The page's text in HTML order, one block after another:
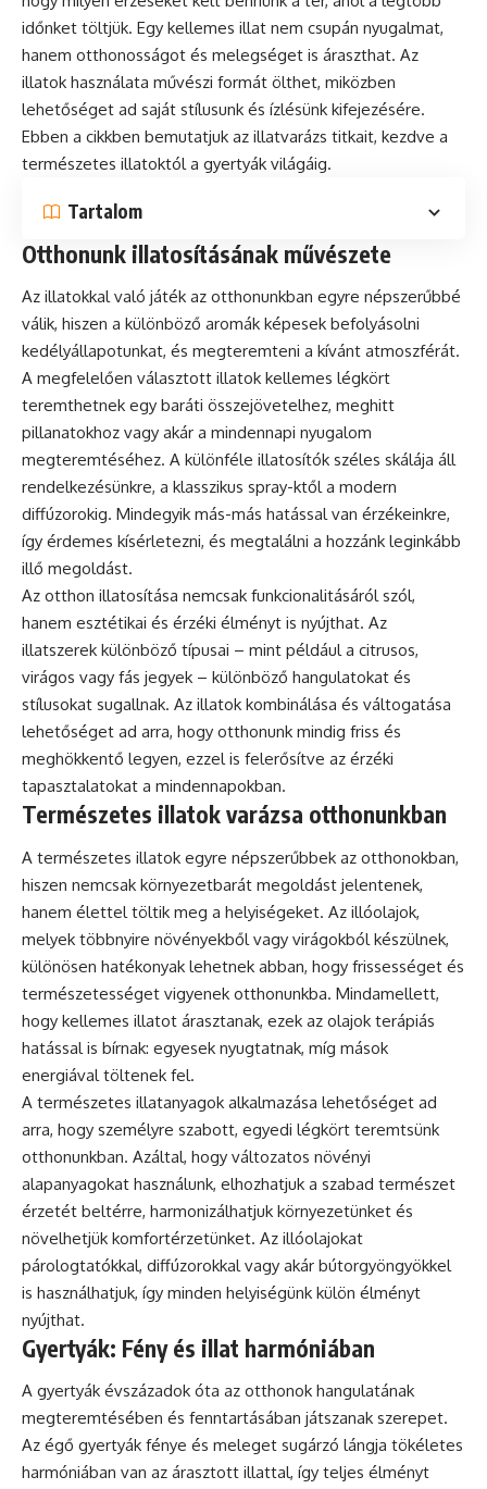
időnket töltjük. Egy kellemes illat nem csupán nyugalmat,
hanem otthonosságot és melegséget is áraszthat. Az
illatok használata művészi formát ölthet, miközben
lehetőséget ad saját stílusunk és ízlésünk kifejezésére.
Ebben a cikkben bemutatjuk az illatvarázs titkait, kezdve a
természetes illatoktól a gyertyák világáig.
Tartalom
Otthonunk illatosításának művészete
Az illatokkal való játék az otthonunkban egyre népszerűbbé
válik, hiszen a különböző aromák képesek befolyásolni
kedélyállapotunkat, és megteremteni a kívánt atmoszférát.
A megfelelően választott illatok kellemes légkört
teremthetnek egy baráti összejövetelhez, meghitt
pillanatokhoz vagy akár a mindennapi nyugalom
megteremtéséhez. A különféle illatosítók széles skálája áll
rendelkezésünkre, a klasszikus spray-ktől a modern
diffúzorokig. Mindegyik más-más hatással van érzékeinkre,
így érdemes kísérletezni, és megtalálni a hozzánk leginkább
illő megoldást.
Az otthon illatosítása nemcsak funkcionalitásáról szól,
hanem esztétikai és érzéki élményt is nyújthat. Az
illatszerek különböző típusai – mint például a citrusos,
virágos vagy fás jegyek – különböző hangulatokat és
stílusokat sugallnak. Az illatok kombinálása és váltogatása
lehetőséget ad arra, hogy otthonunk mindig friss és
meghökkentő legyen, ezzel is felerősítve az érzéki
tapasztalatokat a mindennapokban.
Természetes illatok varázsa otthonunkban
A természetes illatok egyre népszerűbbek az otthonokban,
hiszen nemcsak környezetbarát megoldást jelentenek,
hanem élettel töltik meg a helyiségeket. Az illóolajok,
melyek többnyire növényekből vagy virágokból készülnek,
különösen hatékonyak lehetnek abban, hogy frissességet és
természetességet vigyenek otthonunkba. Mindamellett,
hogy kellemes illatot árasztanak, ezek az olajok terápiás
hatással is bírnak: egyesek nyugtatnak, míg mások
energiával töltenek fel.
A természetes illatanyagok alkalmazása lehetőséget ad
arra, hogy személyre szabott, egyedi légkört teremtsünk
otthonunkban. Azáltal, hogy változatos növényi
alapanyagokat használunk, elhozhatjuk a szabad természet
érzetét beltérre, harmonizálhatjuk környezetünket és
növelhetjük komfortérzetünket. Az illóolajokat
párologtatókkal, diffúzorokkal vagy akár bútorgyöngyökkel
is használhatjuk, így minden helyiségünk külön élményt
nyújthat.
Gyertyák: Fény és illat harmóniában
A gyertyák évszázadok óta az otthonok hangulatának
megteremtésében és fenntartásában játszanak szerepet.
Az égő gyertyák fénye és meleget sugárzó lángja tökéletes
harmóniában van az árasztott illattal, így teljes élményt